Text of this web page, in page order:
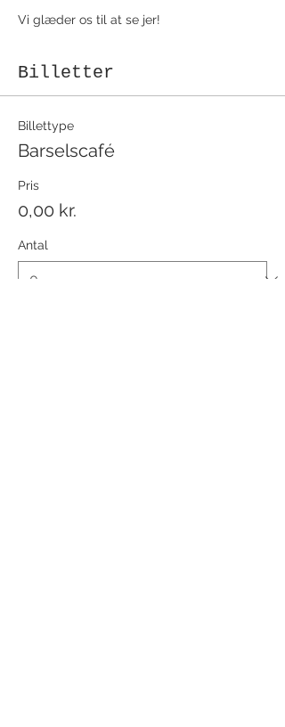
Vi glæder os til at se jer!
Billetter
Billettype
Barselscafé
Pris
0,00 kr.
Antal